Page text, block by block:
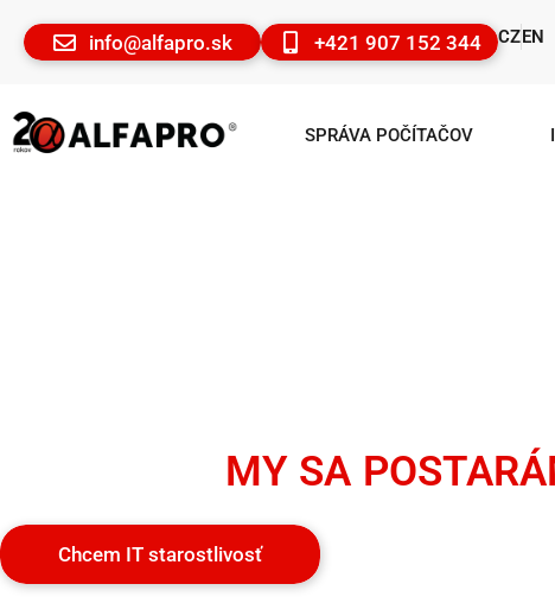
info@alfapro.sk +421 907 152 344 CZEN
SPRÁVA POČÍTAČOV
MY SA
Chcem IT starostlivosť